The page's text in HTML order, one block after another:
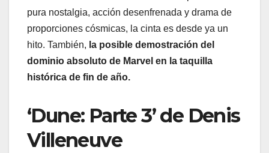
pura nostalgia, acción desenfrenada y drama de
proporciones cósmicas, la cinta es desde ya un
hito. También, la posible demostración del
dominio absoluto de Marvel en la taquilla
histórica de fin de año.
‘Dune: Parte 3’ de Denis
Villeneuve